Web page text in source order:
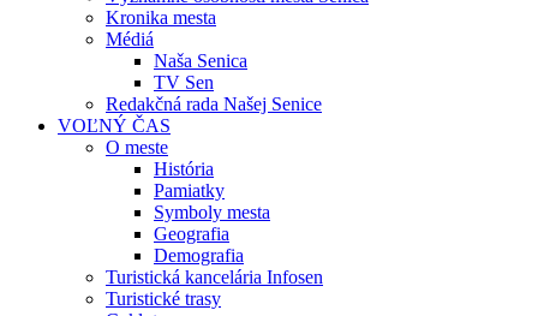
Kronika mesta
Médiá
Naša Senica
TV Sen
Redakčná rada Našej Senice
VOĽNÝ ČAS
O meste
História
Pamiatky
Symboly mesta
Geografia
Demografia
Turistická kancelária Infosen
Turistické trasy